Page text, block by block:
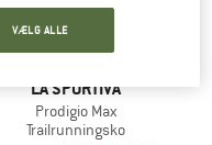
LA SPORTIVA
Prodigio Max
Trailrunningsko
VÆLG ALLE